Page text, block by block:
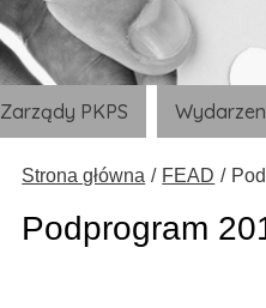
Zarządy PKPS
Strona główna FEAD
Podprogram